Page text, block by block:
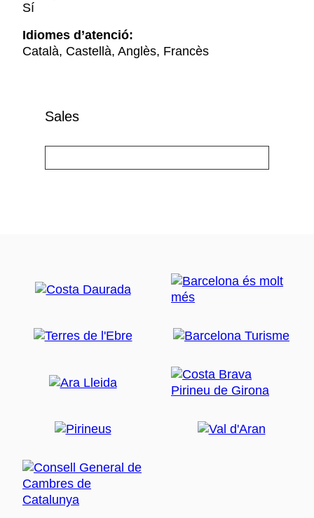
Sí
Idiomes d’atenció:
Català, Castellà, Anglès, Francès
Sales